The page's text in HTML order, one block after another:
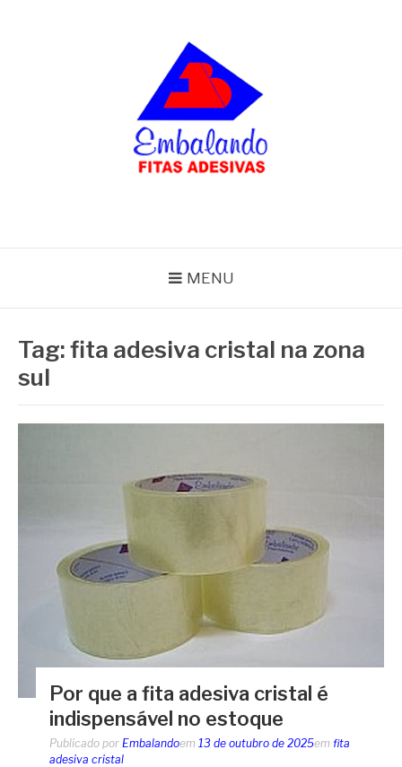
MENU
Tag:fita adesiva cristal na zona
sul
Por que a fita adesiva cristal é
indispensável no estoque
Publicado por Embalandoem 13 de outubro de 2025em fita
adesiva cristal